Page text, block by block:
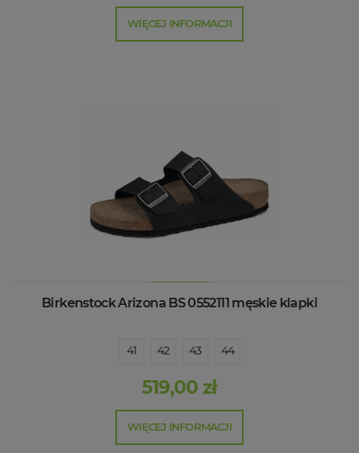
WIĘCEJ INFORMACJI
Birkenstock Arizona BS 0552111 męskie klapki
41 42 43 44
519,00 zł
WIĘCEJ INFORMACJI